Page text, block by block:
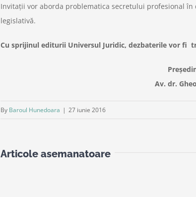
Invitații vor aborda problematica secretului profesional
legislativă.
Cu sprijinul editurii Universul Juridic, dezbaterile vor fi
Av. dr.
By Baroul Hunedoara | 27 iunie 2016
Articole asemanatoare